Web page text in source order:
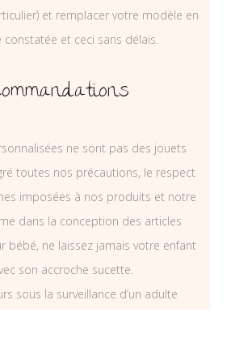
et remplacer votre modèle en
constatée et ceci sans délais.
ne sont pas des jouets
toutes nos précautions, le respect
imposées à nos produits et notre
dans la conception des articles
bébé, ne laissez jamais votre enfant
son accroche sucette.
sous la surveillance d’un adulte